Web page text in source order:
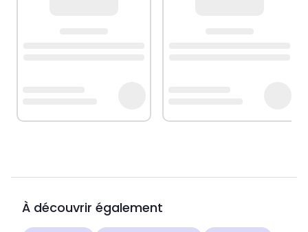
À découvrir également